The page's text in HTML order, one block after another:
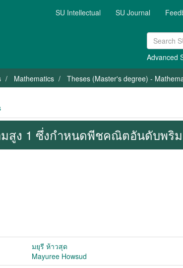
SU Intellectual SU Journal
Advanced
Mathematics Theses (Master's degree) -
สูง 1 ซึ่งกำหนดพีชคณิตอันดับพริ
มยุรี ห้าวสุด
Mayuree Howsud